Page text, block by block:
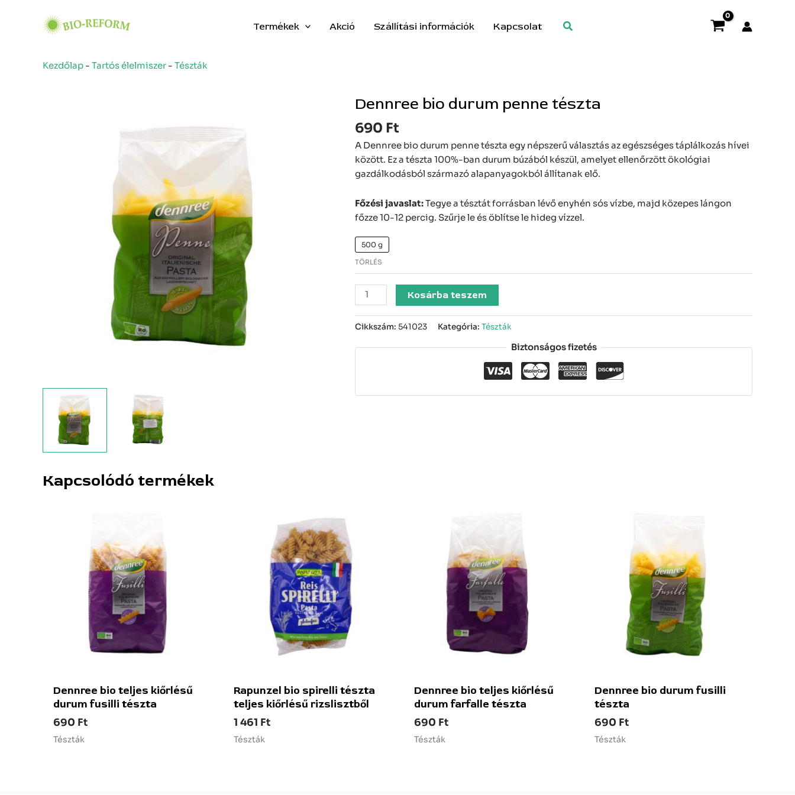
Termékek Akció Szállítási információk Kapcsolat Search
Kezdőlap - Tartós élelmiszer - Tészták
Dennree bio durum penne tészta
690 Ft
A Dennree bio durum penne tészta egy népszerű választás az egészséges táplálkozás hívei
között. Ez a tészta 100%-ban durum búzából készül, amelyet ellenőrzött ökológiai
gazdálkodásból származó alapanyagokból állítanak elő.
Főzési javaslat:Tegye a tésztát forrásban lévő enyhén sós vízbe, majd közepes lángon
főzze 10-12 percig. Szűrje le és öblítse le hideg vízzel.
500 g
TÖRLÉS
Dennree
durum
penne
tészta
mennyiség
Kosárba teszem
Cikkszám: 541023 Kategória: Tészták
Biztonságos fizetés
Kapcsolódó termékek
Dennree bio teljes kiőrlésű
durum fusilli tészta
690 Ft
Tészták
Rapunzel bio spirelli tészta
teljes kiőrlésű rizslisztből
1 461 Ft
Tészták
Dennree bio teljes kiőrlésű
durum farfalle tészta
690 Ft
Tészták
Dennree bio durum fusilli
tészta
690 Ft
Tészták